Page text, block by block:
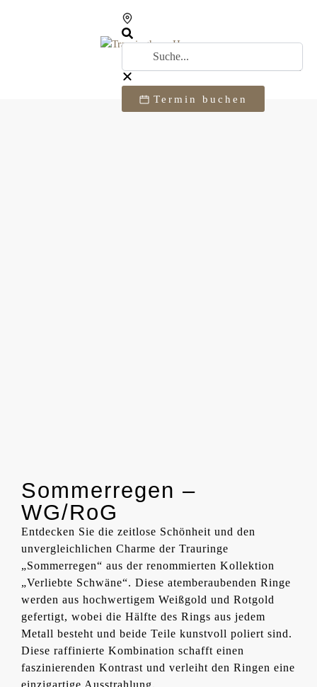
Termin buchen
Sommerregen –
WG/RoG
Entdecken Sie die zeitlose Schönheit und den
unvergleichlichen Charme der Trauringe
„Sommerregen“ aus der renommierten Kollektion
„Verliebte Schwäne“. Diese atemberaubenden Ringe
werden aus hochwertigem Weißgold und Rotgold
gefertigt, wobei die Hälfte des Rings aus jedem
Metall besteht und beide Teile kunstvoll poliert sind.
Diese raffinierte Kombination schafft einen
faszinierenden Kontrast und verleiht den Ringen eine
einzigartige Ausstrahlung.